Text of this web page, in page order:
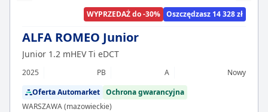
WYPRZEDAŻ do -30% Oszczędzasz 14 328 zł
ALFA ROMEO Junior
Junior 1.2 mHEV Ti eDCT
2025 PB A
Nowy
Oferta Automarket Ochrona gwarancyjna
WARSZAWA (mazowieckie)